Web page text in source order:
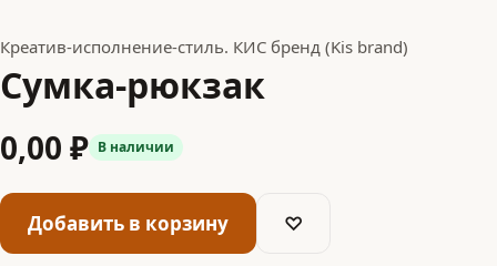
Креатив-исполнение-стиль. КИС бренд (Kis brand)
Сумка-рюкзак
0,00 ₽ В наличии
Добавить в корзину ♡